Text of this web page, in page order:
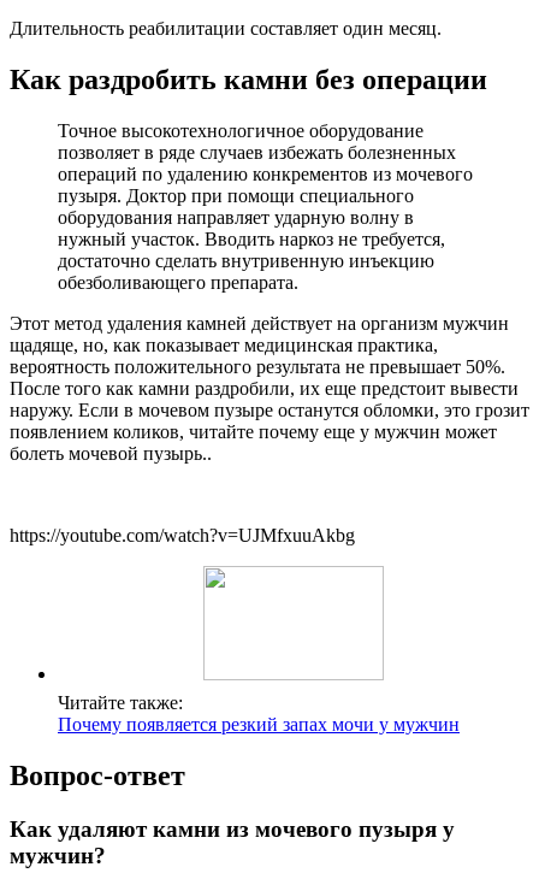
Длительность реабилитации составляет один месяц.
Как раздробить камни без операции
Точное высокотехнологичное оборудование
позволяет в ряде случаев избежать болезненных
операций по удалению конкрементов из мочевого
пузыря. Доктор при помощи специального
оборудования направляет ударную волну в
нужный участок. Вводить наркоз не требуется,
достаточно сделать внутривенную инъекцию
обезболивающего препарата.
Этот метод удаления камней действует на организм мужчин
щадяще, но, как показывает медицинская практика,
вероятность положительного результата не превышает 50%.
После того как камни раздробили, их еще предстоит вывести
наружу. Если в мочевом пузыре останутся обломки, это грозит
появлением коликов, читайте почему еще у мужчин может
болеть мочевой пузырь..
https://youtube.com/watch?v=UJMfxuuAkbg
Читайте также:
Почему появляется резкий запах мочи у мужчин
Вопрос-ответ
Как удаляют камни из мочевого пузыря у
мужчин?